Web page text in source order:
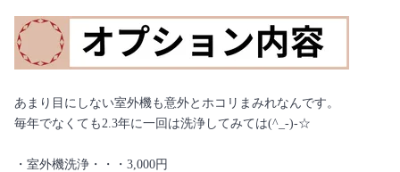
あまり目にしない室外機も意外とホコリまみれなんです。
毎年でなくても2.3年に一回は洗浄してみては(^_-)-☆
・室外機洗浄・・・3,000円